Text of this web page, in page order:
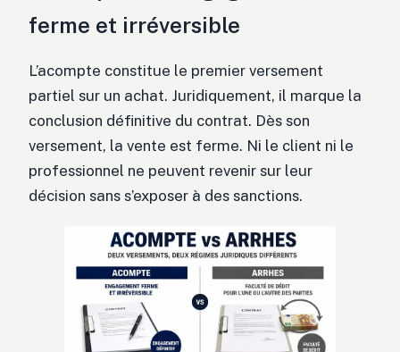
ferme et irréversible
L’acompte constitue le premier versement
partiel sur un achat. Juridiquement, il marque la
conclusion définitive du contrat. Dès son
versement, la vente est ferme. Ni le client ni le
professionnel ne peuvent revenir sur leur
décision sans s’exposer à des sanctions.